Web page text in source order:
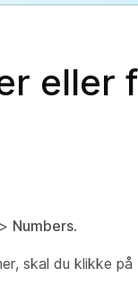
eller
> Numbers.
skal du klikke på